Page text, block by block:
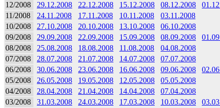
12/2008 29.12.2008 22.12.2008 15.12.2008 08.12.2008
11/2008
24.11.2008 17.11.2008 10.11.2008
03.11.2008
10/2008
27.10.2008 20.10.2008 13.10.2008
06.10.2008
09/2008
29.09.2008 22.09.2008 15.09.2008 08.09.2008
08/2008
25.08.2008 18.08.2008 11.08.2008
04.08.2008
07/2008
28.07.2008 21.07.2008 14.07.2008
07.07.2008
06/2008
30.06.2008 23.06.2008 16.06.2008 09.06.2008
05/2008
26.05.2008 19.05.2008 12.05.2008
05.05.2008
04/2008
28.04.2008 21.04.2008 14.04.2008
07.04.2008
03/2008
31.03.2008 24.03.2008 17.03.2008 10.03.2008